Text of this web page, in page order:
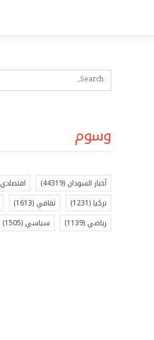
وسوم
أخبار السودان (44319) اقتصادي
تركيا (1231) ثقافي (1613)
رياضي (1139) سياسي (1505)